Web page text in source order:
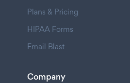
Plans & Pricing
HIPAA Forms
Email Blast
Company